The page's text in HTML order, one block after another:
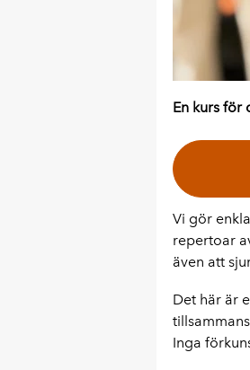
En kurs för
Vi gör
repertoar
även att
Det här är
Inga